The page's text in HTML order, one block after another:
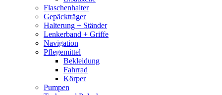
Flaschenhalter
Gepäckträger
Halterung + Ständer
Lenkerband + Griffe
Navigation
Pflegemittel
Bekleidung
Fahrrad
Körper
Pumpen